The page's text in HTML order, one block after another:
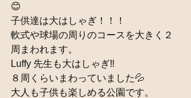
😊
子供達は大はしゃぎ！！！
軟式や球場の周りのコースを大きく２
周まわれます。
Luffy 先生も大はしゃぎ‼️
８周くらいまわっていました💦
大人も子供も楽しめる公園です。